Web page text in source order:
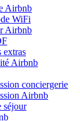
Airbnb
WiFi
Airbnb
extras
Airbnb
conciergerie
Airbnb
séjour